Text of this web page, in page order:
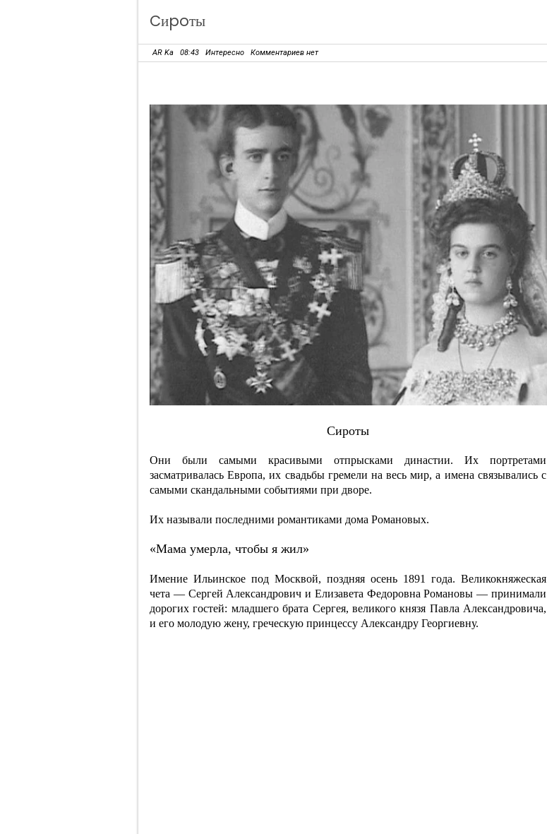
Cиpoты
AR Ka 08:43 Интересно Комментариев нет
Cиpoты
Они были самыми красивыми отпрысками династии. Их портретами
засматривалась Европа, их свадьбы гремели на весь мир, а имена связывались с
самыми скандальными событиями при дворе.
Их называли последними романтиками дома Романовых.
«Мама умерла, чтобы я жил»
Имение Ильинское под Москвой, поздняя осень 1891 года. Великокняжеская
чета — Сергей Александрович и Елизавета Федоровна Романовы — принимали
дорогих гостей: младшего брата Сергея, великого князя Павла Александровича,
и его молодую жену, греческую принцессу Александру Георгиевну.